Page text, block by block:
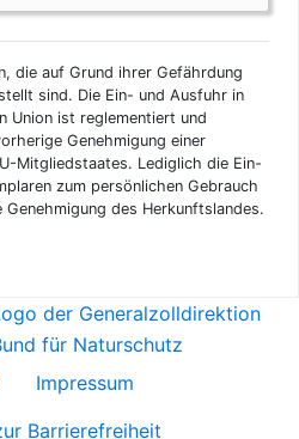
die auf Grund ihrer Gefährdung
sind. Die Ein- und Ausfuhr in
Union ist reglementiert und
Genehmigung einer
Mitgliedstaates. Lediglich die Ein-
zum persönlichen Gebrauch
des Herkunftslandes.
Impressum
Barrierefreiheit